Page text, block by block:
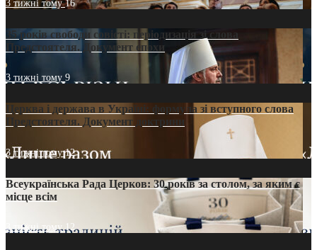
3 тижні тому16
35 років свободи совісті: періодизація зі слова
Предстоятеля. Документ епохи
3 тижні тому 9
Церква і держава в Україні: формула зі вступного слова
Предстоятеля. Документ доктрини
3 тижні тому12
Всеукраїнська Рада Церков: 30 років за столом, за яким є
місце всім
3 тижні тому12